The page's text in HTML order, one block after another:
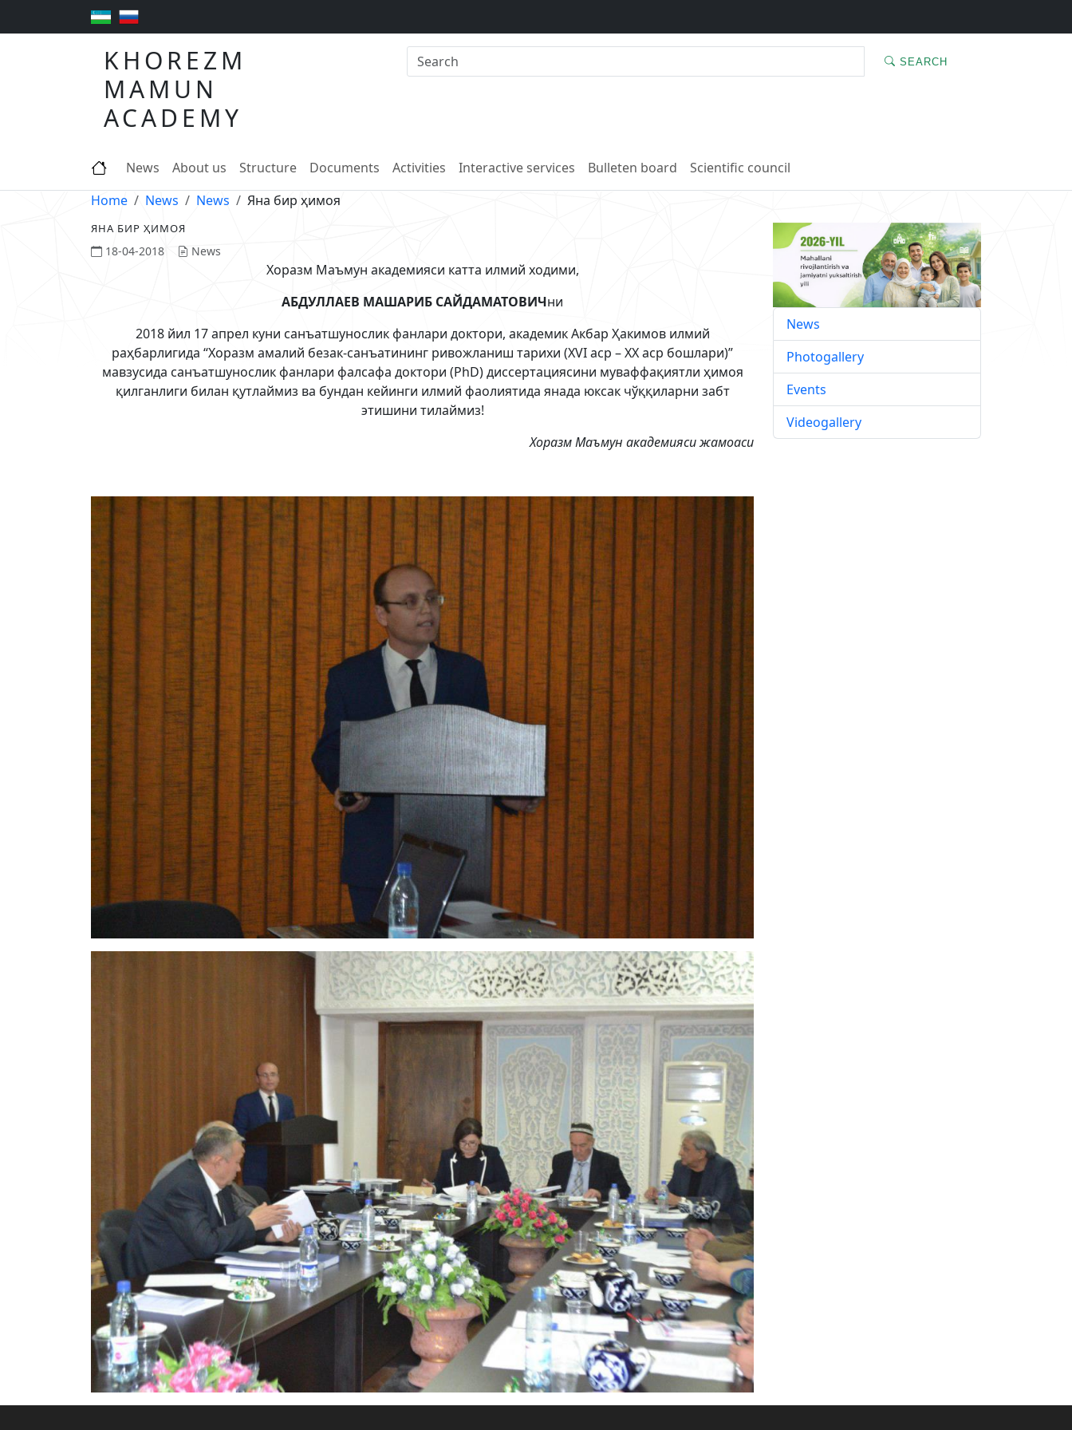
KHOREZM
MAMUN
ACADEMY
SEARCH
News About us Structure Documents Activities Interactive services Bulleten board
Scientific council
Home
News News Яна бир ҳимоя
ЯНА БИР ҲИМОЯ
18-04-2018 News
Хоразм Маъмун академияси катта илмий ходими,
АБДУЛЛАЕВ МАШАРИБ САЙДАМАТОВИЧни
2018 йил 17 апрел куни санъатшунослик фанлари доктори, академик Акбар Ҳакимов илмий
раҳбарлигида “Хоразм амалий безак-санъатининг ривожланиш тарихи (XVI аср – XX аср бошлари)”
мавзусида санъатшунослик фанлари фалсафа доктори (PhD) диссертациясини муваффақиятли ҳимоя
қилганлиги билан қутлаймиз ва бундан кейинги илмий фаолиятида янада юксак чўққиларни забт
этишини тилаймиз!
Хоразм Маъмун академияси жамоаси
News
Photogallery
Events
Videogallery